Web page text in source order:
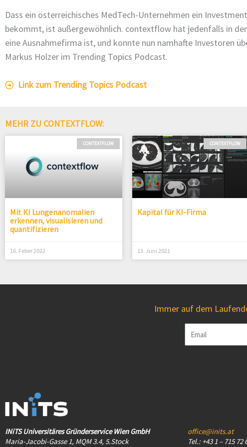
Dass ein österreichisches MedTech-Unternehmen ein
bekommt, ist außergewöhnlich. contextflow hat jedenfalls in
eine Ausnahmefirma ist, und konnte nun namhafte Investoren
Markus Holzer im Trending Topics Podcast.
Link zum Trending Topics Podcast
MEHR ZU CONTEXTFLOW:
CONTEXTFLOW
Mit KI Lungenanomalien
erkennen, visualisieren und
quantifizieren
16. Feber 2022
CONTEXTFLOW
Kapital für KI-Firma
13. Juni 2021
Immer auf dem
Email
INiTS Universitäres Gründerservice Wien GmbH
Maria-Jacobi-Gasse 1, MQM 3.4, 5.Stock
office@inits.at
Tel.: +43 1 – 715 72